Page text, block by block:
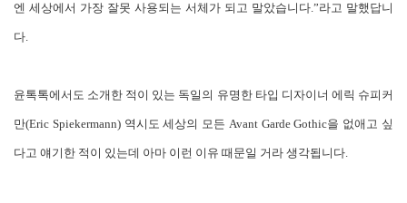
엔 세상에서 가장 잘못 사용되는 서체가 되고 말았습니다.”라고 말했답니
다.
윤톡톡에서도 소개한 적이 있는 독일의 유명한 타입 디자이너 에릭 슈피커
만(Eric Spiekermann) 역시도 세상의 모든 Avant Garde Gothic을 없애고 싶
다고 얘기한 적이 있는데 아마 이런 이유 때문일 거라 생각됩니다.